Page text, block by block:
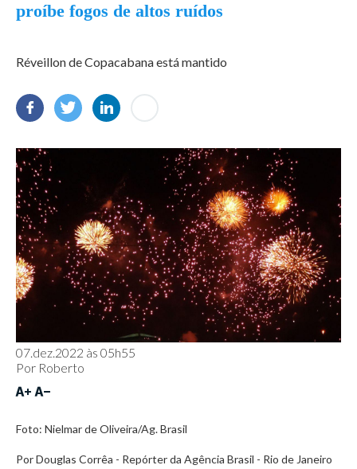
proíbe fogos de altos ruídos
Réveillon de Copacabana está mantido
07.dez.2022 às 05h55
Por Roberto
Foto: Nielmar de Oliveira/Ag. Brasil
Por Douglas Corrêa - Repórter da Agência Brasil - Rio de Janeiro